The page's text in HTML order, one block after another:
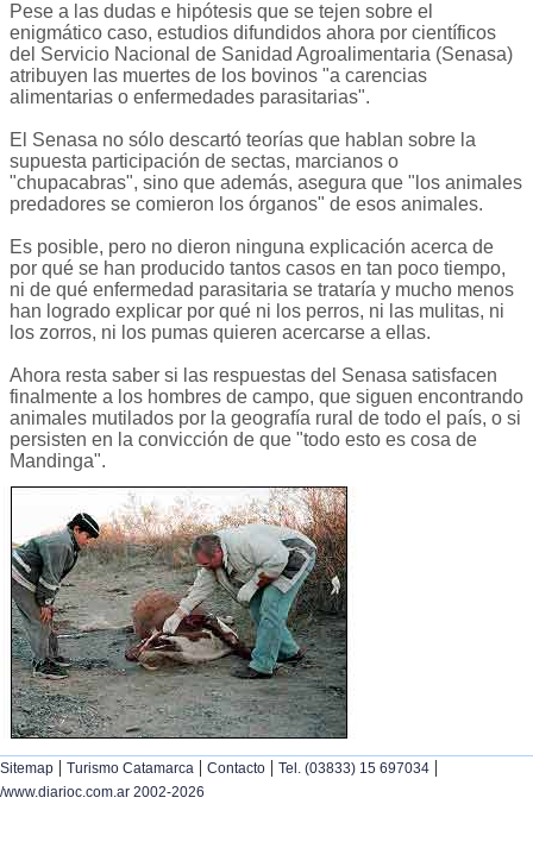
Pese a las dudas e hipótesis que se tejen sobre el
enigmático caso, estudios difundidos ahora por científicos
del Servicio Nacional de Sanidad Agroalimentaria (Senasa)
atribuyen las muertes de los bovinos "a carencias
alimentarias o enfermedades parasitarias".
El Senasa no sólo descartó teorías que hablan sobre la
supuesta participación de sectas, marcianos o
"chupacabras", sino que además, asegura que "los animales
predadores se comieron los órganos" de esos animales.
Es posible, pero no dieron ninguna explicación acerca de
por qué se han producido tantos casos en tan poco tiempo,
ni de qué enfermedad parasitaria se trataría y mucho menos
han logrado explicar por qué ni los perros, ni las mulitas, ni
los zorros, ni los pumas quieren acercarse a ellas.
Ahora resta saber si las respuestas del Senasa satisfacen
finalmente a los hombres de campo, que siguen encontrando
animales mutilados por la geografía rural de todo el país, o si
persisten en la convicción de que "todo esto es cosa de
Mandinga".
Sitemap | Turismo Catamarca | Contacto | Tel. (03833) 15 697034 |
/www.diarioc.com.ar 2002-2026